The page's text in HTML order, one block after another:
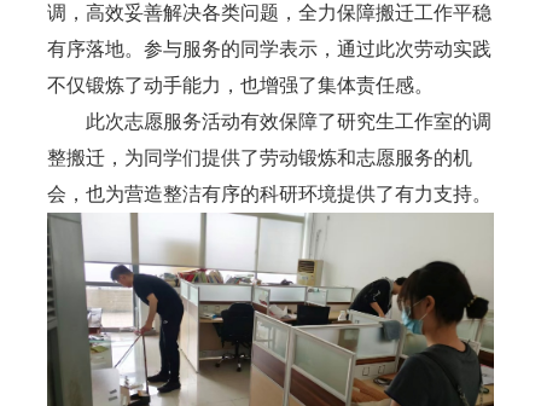
调，高效妥善解决各类问题，全力保障搬迁工作平稳
有序落地。 参与服务的同学表示，通过此次劳动实践
不仅锻炼了动手能力，也增强了集体责任感。
此次志愿服务活动有效保障了研究生工作室的调
整搬迁，为同学们提供了劳动锻炼和志愿服务的机
会 ， 也为营造整洁有序的科研环境提供了有力支持。